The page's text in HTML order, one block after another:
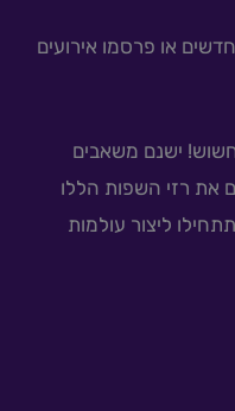
או פרסמו אירועים
ישנם משאבים
את רזי השפות הללו
ליצור עולמות